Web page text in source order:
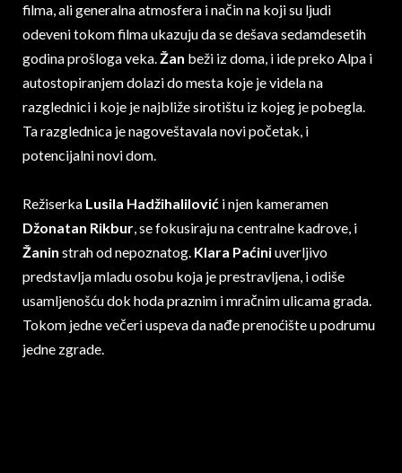
filma, ali generalna atmosfera i način na koji su ljudi
odeveni tokom filma ukazuju da se dešava sedamdesetih
godina prošloga veka.Žan beži iz doma, i ide preko Alpa i
autostopiranjem dolazi do mesta koje je videla na
razglednici i koje je najbliže sirotištu iz kojeg je pobegla.
Ta razglednica je nagoveštavala novi početak, i
potencijalni novi dom.
Režiserka Lusila Hadžihalilović i njen kameramen
Džonatan Rikbur, se fokusiraju na centralne kadrove, i
Žanin strah od nepoznatog. Klara Paćiniuverljivo
predstavlja mladu osobu koja je prestravljena, i odiše
usamljenošću dok hoda praznim i mračnim ulicama grada.
Tokom jedne večeri uspeva da nađe prenoćište u podrumu
jedne zgrade.